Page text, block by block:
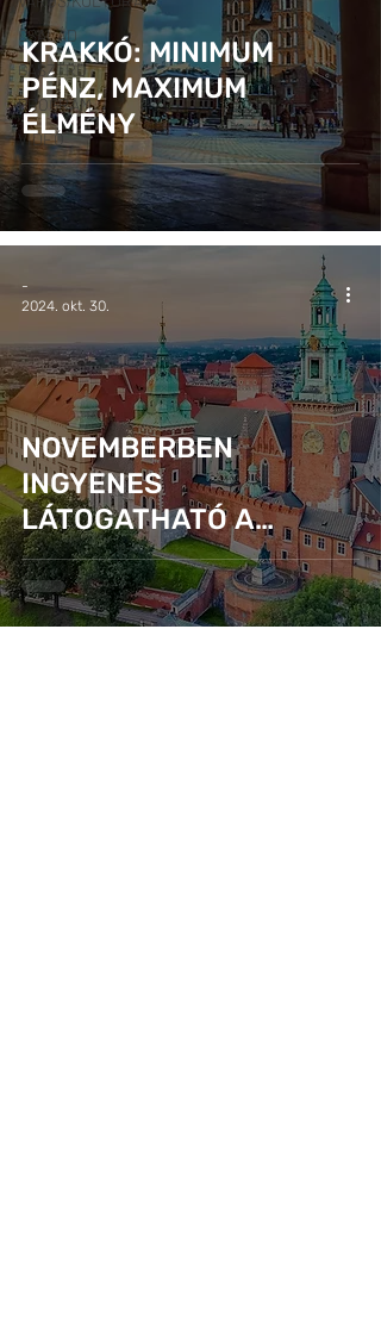
CSALÁD
GASZTRO
PROGRAM
VIDEÓ
KRAKKÓ: MINIMUM
PÉNZ, MAXIMUM
ÉLMÉNY
NOVEMBERBEN
INGYENES
LÁTOGATHATÓ A
WAWEL KIRÁLYI PALOTA
-
2024. okt. 30.